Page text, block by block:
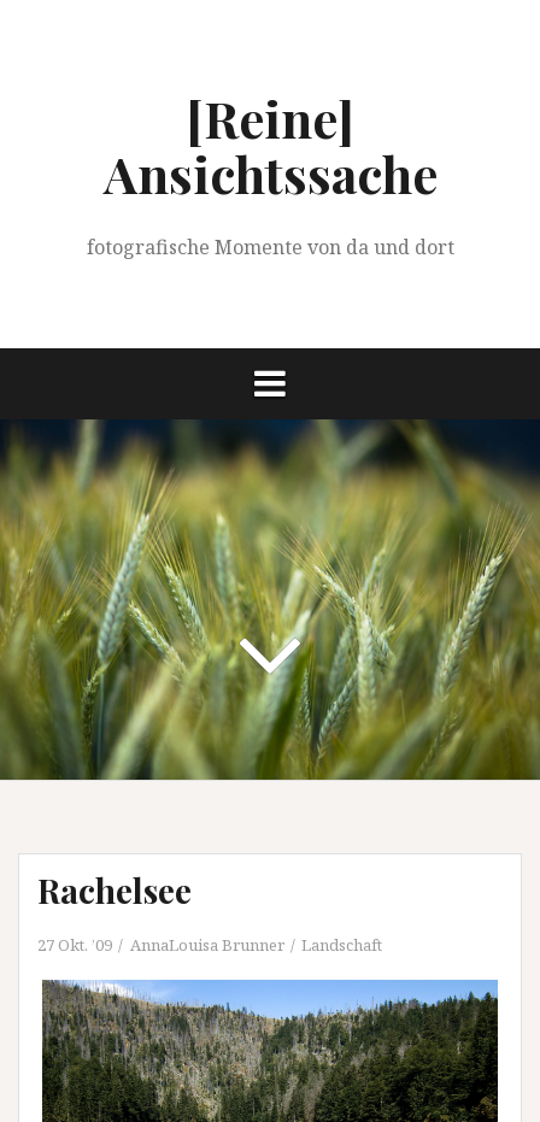
[Reine]
Ansichtssache
fotografische Momente von da und dort
Rachelsee
27 Okt. ’09 AnnaLouisa Brunner Landschaft